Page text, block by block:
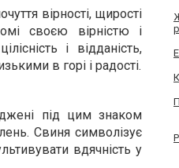
вірності, щирості
своєю вірністю і
і відданість,
в горі і радості.
під цим знаком
Свиня символізує
вдячність у